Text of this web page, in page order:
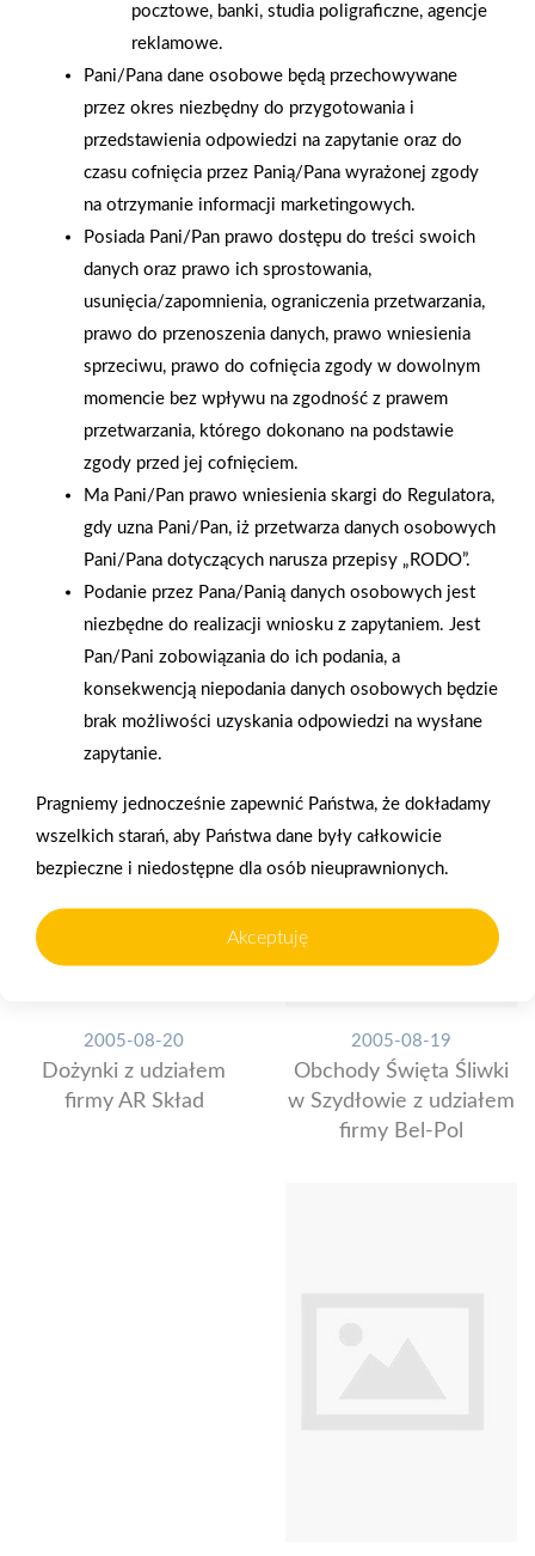
2005-08-26
Prorembudzie
2005-08-26
Pożegnanie wakacji w
firmą Art-Decor
2005-08-25
Paryż - wycieczka do
stolicy Francji
2005-08-20
Dożynki z udziałem
firmy AR Skład
2005-08-19
Obchody Święta Śliwki
w Szydłowie z udziałem
firmy Bel-Pol
pocztowe, banki, studia poligraficzne, agencje
reklamowe.
Pani/Pana dane osobowe będą przechowywane
przez okres niezbędny do przygotowania i
przedstawienia odpowiedzi na zapytanie oraz do
czasu cofnięcia przez Panią/Pana wyrażonej zgody
na otrzymanie informacji marketingowych.
Posiada Pani/Pan prawo dostępu do treści swoich
danych oraz prawo ich sprostowania,
usunięcia/zapomnienia, ograniczenia przetwarzania,
prawo do przenoszenia danych, prawo wniesienia
sprzeciwu, prawo do cofnięcia zgody w dowolnym
momencie bez wpływu na zgodność z prawem
przetwarzania, którego dokonano na podstawie
zgody przed jej cofnięciem.
Ma Pani/Pan prawo wniesienia skargi do Regulatora,
gdy uzna Pani/Pan, iż przetwarza danych osobowych
Pani/Pana dotyczących narusza przepisy „RODO”.
Podanie przez Pana/Panią danych osobowych jest
niezbędne do realizacji wniosku z zapytaniem. Jest
Pan/Pani zobowiązania do ich podania, a
konsekwencją niepodania danych osobowych będzie
brak możliwości uzyskania odpowiedzi na wysłane
zapytanie.
Pragniemy jednocześnie zapewnić Państwa, że dokładamy
wszelkich starań, aby Państwa dane były całkowicie
bezpieczne i niedostępne dla osób nieuprawnionych.
Akceptuję